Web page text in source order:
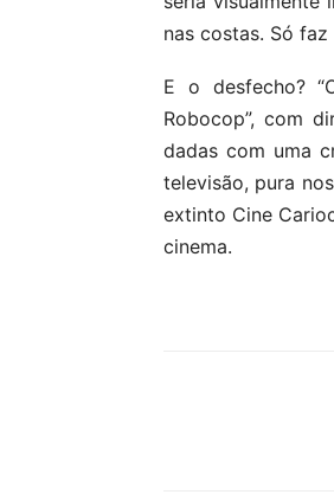
nas costas. Só
E o desfecho?
Robocop”, com
dadas com uma
televisão, pura
extinto Cine
cinema.